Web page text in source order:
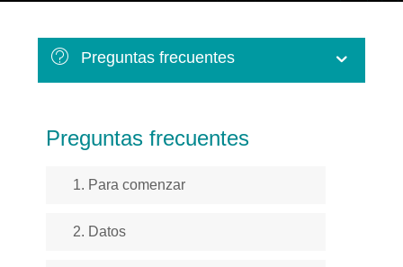
Preguntas frecuentes
Preguntas frecuentes
1. Para comenzar
2. Datos